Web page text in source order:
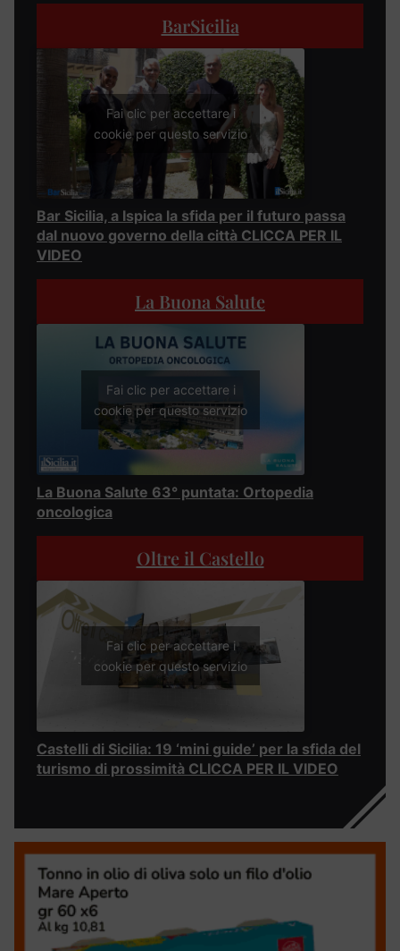
BarSicilia
Fai clic per accettare i
cookie per questo servizio
Bar Sicilia, a Ispica la sfida per il futuro passa
dal nuovo governo della città CLICCA PER IL
VIDEO
La Buona Salute
Fai clic per accettare i
cookie per questo servizio
La Buona Salute 63° puntata: Ortopedia
oncologica
Oltre il Castello
Fai clic per accettare i
cookie per questo servizio
Castelli di Sicilia: 19 ‘mini guide’ per la sfida del
turismo di prossimità CLICCA PER IL VIDEO